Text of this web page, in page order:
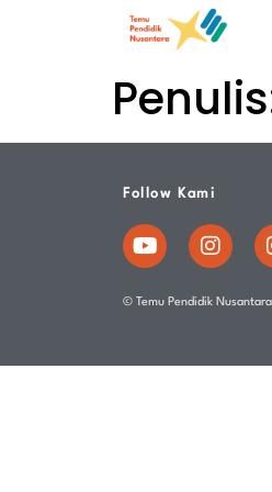
Follow Kami
© Temu Pendidik